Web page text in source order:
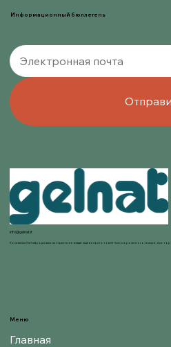
Информационный бюллетень
info@gelnat.it
Компания Gelnat родилась из страсти ее владельцев к приготовлению мороженого, в мире, в
Меню
Главная